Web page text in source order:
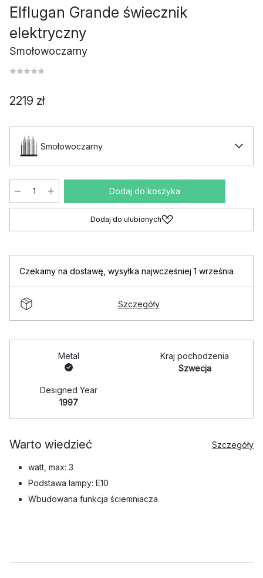
Elflugan Grande świecznik
elektryczny
Smołowoczarny
2219 zł
Smołowoczarny
Dodaj do koszyka
Dodaj do ulubionych
Czekamy na dostawę wysyłka najwcześniej 1 września
Szczegóły
Metal
Kraj pochodzenia
Szwecja
Designed Year
1997
Warto wiedzieć Szczegóły
watt, max: 3
Podstawa lampy: E10
Wbudowana funkcja ściemniacza